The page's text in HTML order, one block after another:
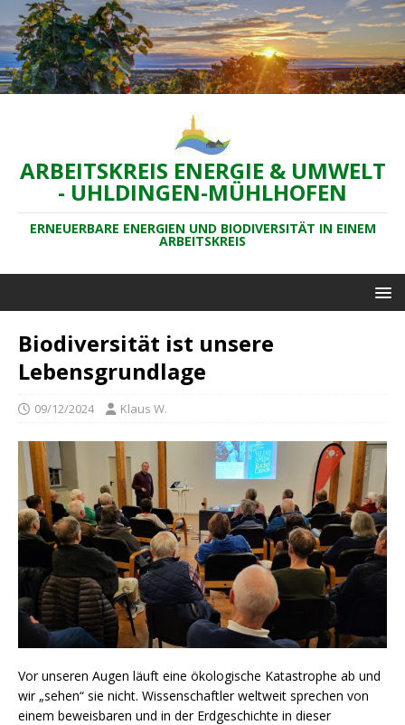
ARBEITSKREIS ENERGIE & UMWELT
- UHLDINGEN-MÜHLHOFEN
ERNEUERBARE ENERGIEN UND BIODIVERSITÄT IN EINEM
ARBEITSKREIS
Biodiversität ist unsere
Lebensgrundlage
09/12/2024 Klaus W.
Vor unseren Augen läuft eine ökologische Katastrophe ab und
wir „sehen“ sie nicht. Wissenschaftler weltweit sprechen von
einem beweisbaren und in der Erdgeschichte in dieser